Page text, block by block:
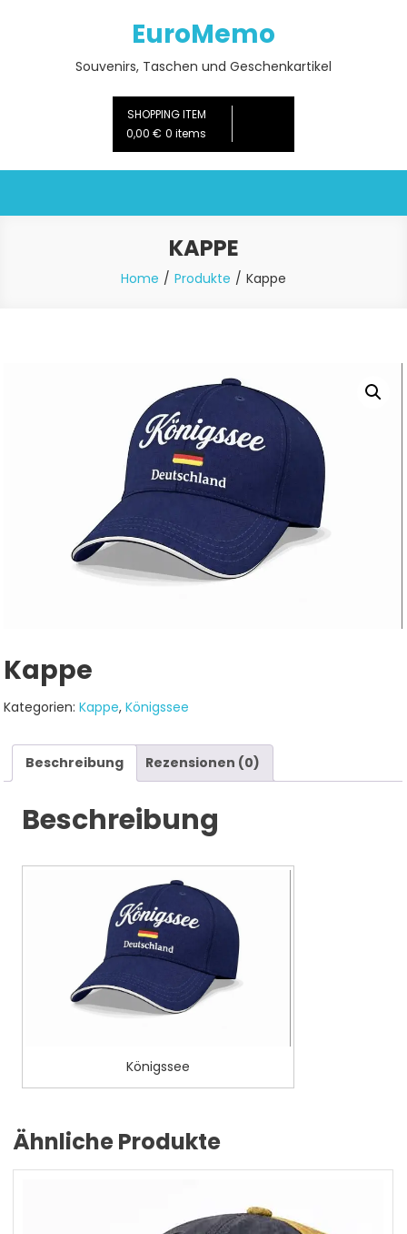
EuroMemo
Souvenirs, Taschen und Geschenkartikel
SHOPPING ITEM
0,00 € 0 items
KAPPE
Home Produkte Kappe
Kappe
Kategorien:Kappe,Königssee
Beschreibung Rezensionen (0)
Beschreibung
Königssee
Ähnliche Produkte